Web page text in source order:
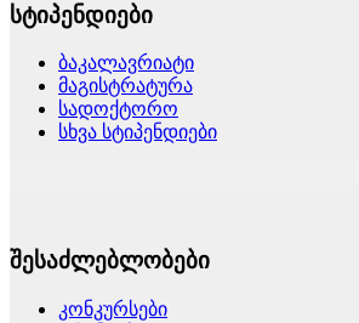
სტიპენდიები
ბაკალავრიატი
მაგისტრატურა
სადოქტორო
სხვა სტიპენდიები
შესაძლებლობები
კონკურსები